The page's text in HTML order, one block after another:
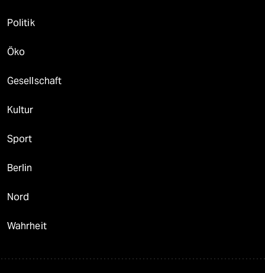
Politik
Öko
Gesellschaft
Kultur
Sport
Berlin
Nord
Wahrheit